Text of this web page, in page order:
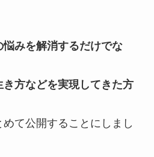
みを解消するだけでな
方などを実現してきた方
て公開することにしまし